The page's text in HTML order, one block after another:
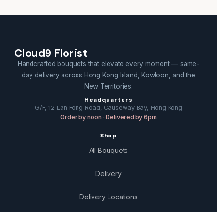
Cloud9 Florist
Handcrafted bouquets that elevate every moment — same-
day delivery across Hong Kong Island, Kowloon, and the
New Territories.
Headquarters
G/F, 12 Lan Fong Road, Causeway Bay, Hong Kong
Order by noon · Delivered by 6pm
Shop
All Bouquets
Delivery
Delivery Locations